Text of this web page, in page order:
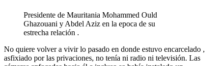
Presidente de Mauritania Mohammed Ould
Ghazouani y Abdel Aziz en la epoca de su
estrecha relación .
No quiere volver a vivir lo pasado en donde estuvo encarcelado ,
asfixiado por las privaciones, no tenía ni radio ni televisión. Las